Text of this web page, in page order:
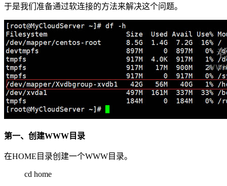
于是我们准备通过软连接的方法来解决这个问题。
第一、创建WWW目录
在HOME目录创建一个WWW目录。
cd home